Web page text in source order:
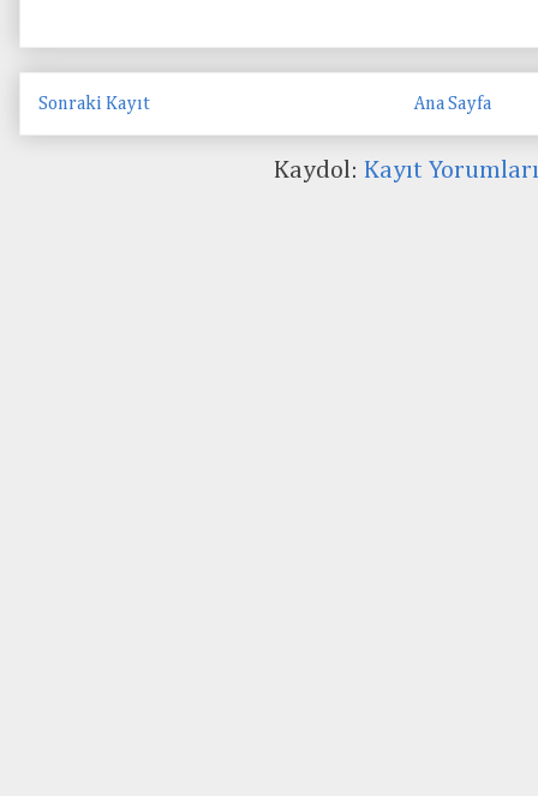
Sonraki Kayıt Ana Sayfa
Kaydol: Kayıt